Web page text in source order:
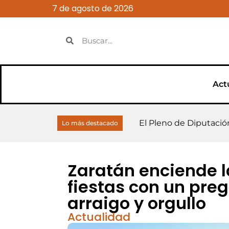
7 de agosto de 2026
Lo más destacado
El presidente de la
Monge
El Pleno de
Diputación invierte 2
Abierta la
Diputación destina
El Milanito cierra una
El Milanito brinda por
David Sanz participa
Zaratán instala una
Cierran la piscina
Zaratán enciende
fiestas con un
arraigo y orgullo
Actualidad